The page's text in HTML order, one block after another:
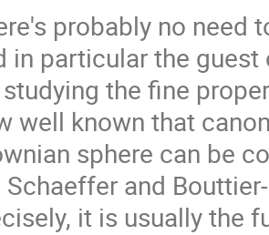
probably no need
in particular the
the fine
well known that
sphere can be
Schaeffer and
it is usually the